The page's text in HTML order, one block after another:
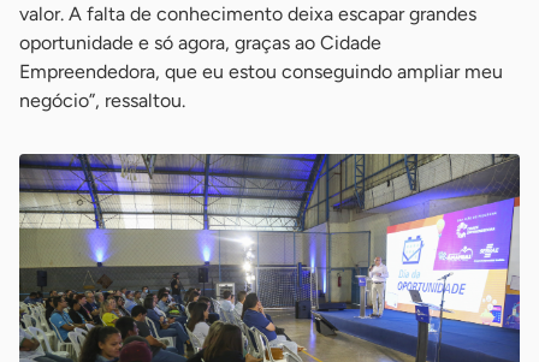
valor. A falta de conhecimento deixa escapar grandes
oportunidade e só agora, graças ao Cidade
Empreendedora, que eu estou conseguindo ampliar meu
negócio”, ressaltou.